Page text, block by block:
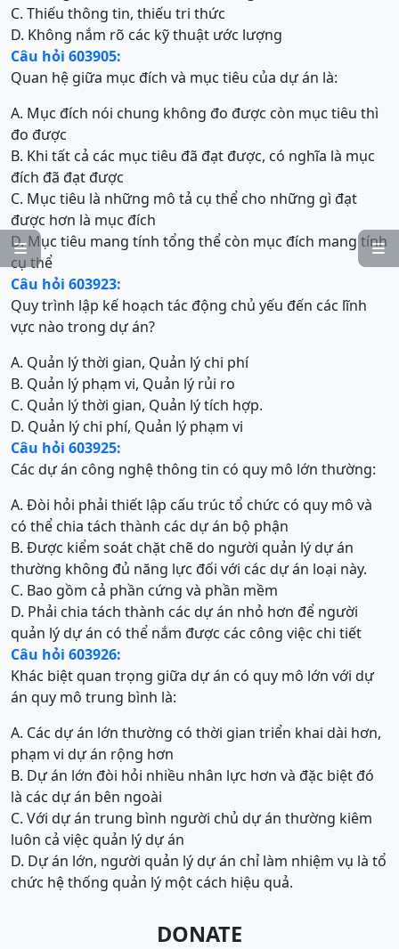


C. Thiếu thông tin, thiếu tri thức
D. Không nắm rõ các kỹ thuật ước lượng
Câu hỏi 603905:
Quan hệ giữa mục đích và mục tiêu của dự án là:
A. Mục đích nói chung không đo được còn mục tiêu thì
đo được
B. Khi tất cả các mục tiêu đã đạt được, có nghĩa là mục
đích đã đạt được
C. Mục tiêu là những mô tả cụ thể cho những gì đạt
được hơn là mục đích
D. Mục tiêu mang tính tổng thể còn mục đích mang tính
cụ thể
Câu hỏi 603923:
Quy trình lập kế hoạch tác động chủ yếu đến các lĩnh
vực nào trong dự án?
A. Quản lý thời gian, Quản lý chi phí
B. Quản lý phạm vi, Quản lý rủi ro
C. Quản lý thời gian, Quản lý tích hợp.
D. Quản lý chi phí, Quản lý phạm vi
Câu hỏi 603925:
Các dự án công nghệ thông tin có quy mô lớn thường:
A. Đòi hỏi phải thiết lập cấu trúc tổ chức có quy mô và
có thể chia tách thành các dự án bộ phận
B. Được kiểm soát chặt chẽ do người quản lý dự án
thường không đủ năng lực đối với các dự án loại này.
C. Bao gồm cả phần cứng và phần mềm
D. Phải chia tách thành các dự án nhỏ hơn để người
quản lý dự án có thể nắm được các công việc chi tiết
Câu hỏi 603926:
Khác biệt quan trọng giữa dự án có quy mô lớn với dự
án quy mô trung bình là:
A. Các dự án lớn thường có thời gian triển khai dài hơn,
phạm vi dự án rộng hơn
B. Dự án lớn đòi hỏi nhiều nhân lực hơn và đặc biệt đó
là các dự án bên ngoài
C. Với dự án trung bình người chủ dự án thường kiêm
luôn cả việc quản lý dự án
D. Dự án lớn, người quản lý dự án chỉ làm nhiệm vụ là tổ
chức hệ thống quản lý một cách hiệu quả.
DONATE